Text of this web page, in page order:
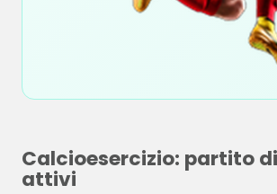
Calcioesercizio: partito
attivi